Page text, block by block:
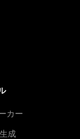
カー
成